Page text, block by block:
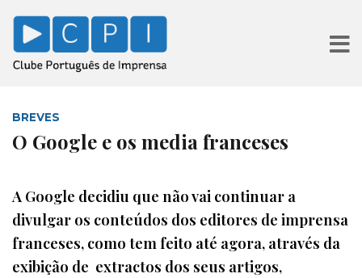
BREVES
O Google e os media franceses
A Google decidiu que não vai continuar a
divulgar os conteúdos dos editores de imprensa
franceses, como tem feito até agora, através da
exibição de extractos dos seus artigos,